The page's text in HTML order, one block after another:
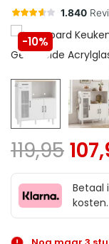
-10%
119,95
Betaal
kosten.